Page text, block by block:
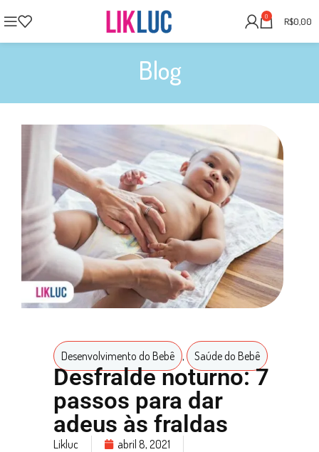
0 R$0,00
Blog
Desenvolvimento do Bebê , Saúde do Bebê
Desfralde noturno: 7
passos para dar
adeus às fraldas
Likluc
abril 8, 2021